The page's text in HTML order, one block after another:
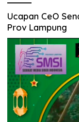
Ucapan CeO
Prov Lampung